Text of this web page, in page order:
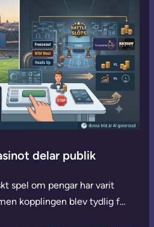
delar publik
spel om pengar har varit
kopplingen blev tydlig f…